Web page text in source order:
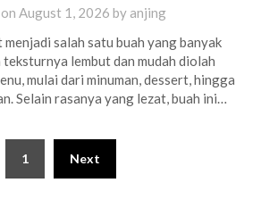
August 1, 2026 by anjing
menjadi salah satu buah yang banyak
lembut dan mudah diolah
mulai dari minuman, dessert, hingga
Selain rasanya yang lezat, buah ini…
1 Next